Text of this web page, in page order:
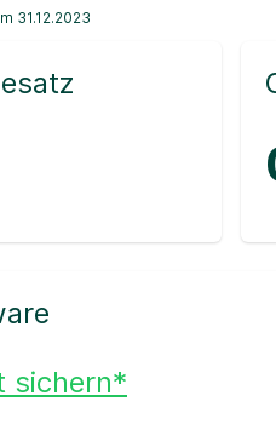
31.12.2023
sichern*